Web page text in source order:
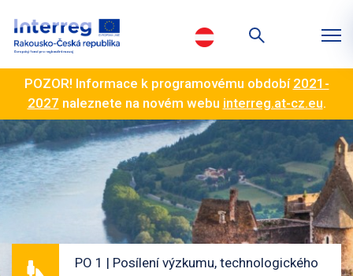
POZOR! Informace k programovému období 2021-
2027 naleznete na novém webu interreg.at-cz.eu.
PO 1 | Posílení výzkumu, technologického